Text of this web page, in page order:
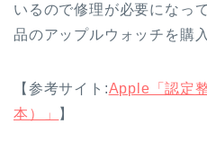
いるので修理が必要になっ
品のアップルウォッチを購
【参考サイト:Apple「認定
本）」
】